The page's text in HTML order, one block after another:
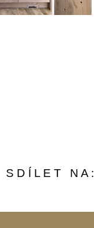
S D Í L E T N A :